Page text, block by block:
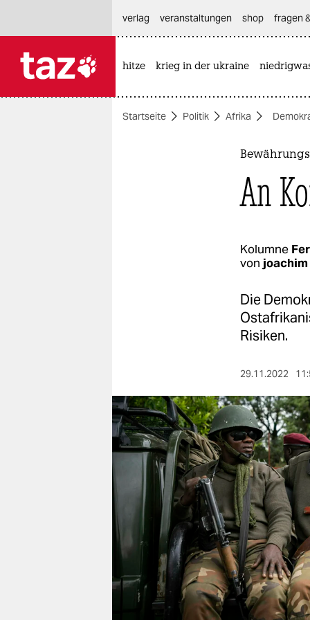
themen
verlag
verlag
veranstaltungen
shop
fragen & hilfe
unterstützen
genossenschaft
verlag
veranstaltungen shop fragen
hitze krieg in der ukraine
Startseite Politik Afrika
An
Kolumne
von
Die
Risiken.
29.11.2022